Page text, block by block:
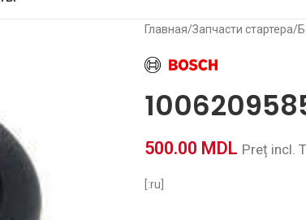
Главная/Запчасти стартера/
500.00 MDL Preț incl.
[:ru]